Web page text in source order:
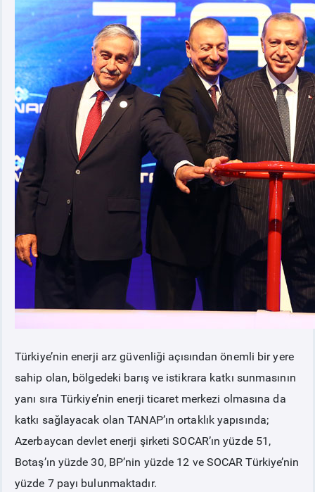
Türkiye’nin enerji arz güvenliği açısından önemli bir yere
sahip olan, bölgedeki barış ve istikrara katkı sunmasının
yanı sıra Türkiye’nin enerji ticaret merkezi olmasına da
katkı sağlayacak olan TANAP’ın ortaklık yapısında;
Azerbaycan devlet enerji şirketi SOCAR’ın yüzde 51,
Botaş’ın yüzde 30, BP’nin yüzde 12 ve SOCAR Türkiye’nin
yüzde 7 payı bulunmaktadır.